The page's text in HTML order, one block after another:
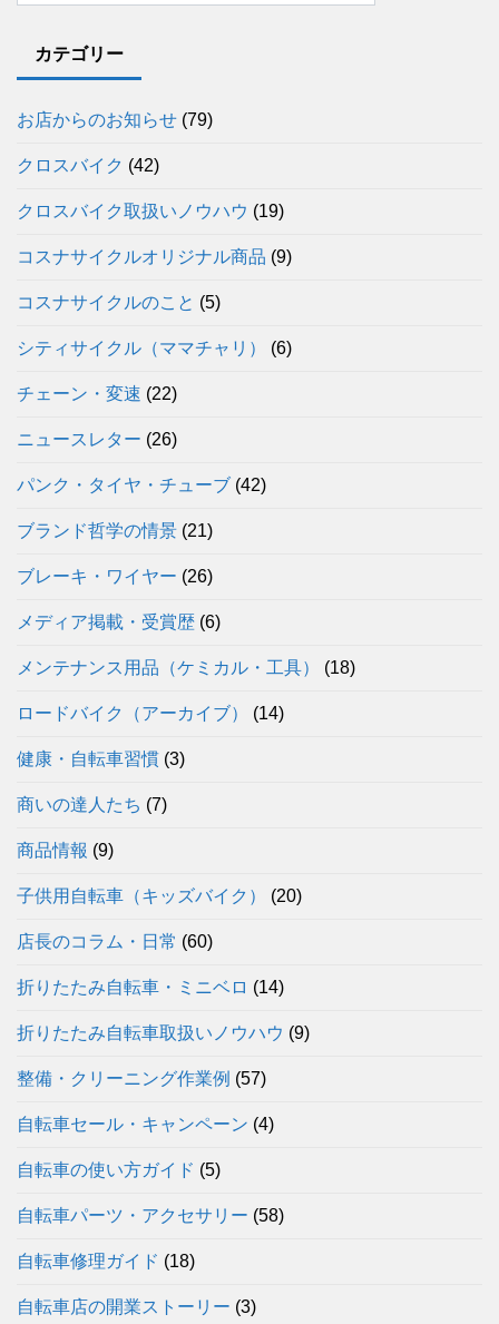
カテゴリー
お店からのお知らせ (79)
クロスバイク (42)
クロスバイク取扱いノウハウ (19)
コスナサイクルオリジナル商品 (9)
コスナサイクルのこと (5)
シティサイクル（ママチャリ） (6)
チェーン・変速 (22)
ニュースレター (26)
パンク・タイヤ・チューブ (42)
ブランド哲学の情景 (21)
ブレーキ・ワイヤー (26)
メディア掲載・受賞歴 (6)
メンテナンス用品（ケミカル・工具） (18)
ロードバイク（アーカイブ） (14)
健康・自転車習慣 (3)
商いの達人たち (7)
商品情報 (9)
子供用自転車（キッズバイク） (20)
店長のコラム・日常 (60)
折りたたみ自転車・ミニベロ (14)
折りたたみ自転車取扱いノウハウ (9)
整備・クリーニング作業例 (57)
自転車セール・キャンペーン (4)
自転車の使い方ガイド (5)
自転車パーツ・アクセサリー (58)
自転車修理ガイド (18)
自転車店の開業ストーリー (3)